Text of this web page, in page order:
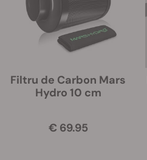
Filtru de Carbon Mars
Hydro 10 cm
€ 69.95